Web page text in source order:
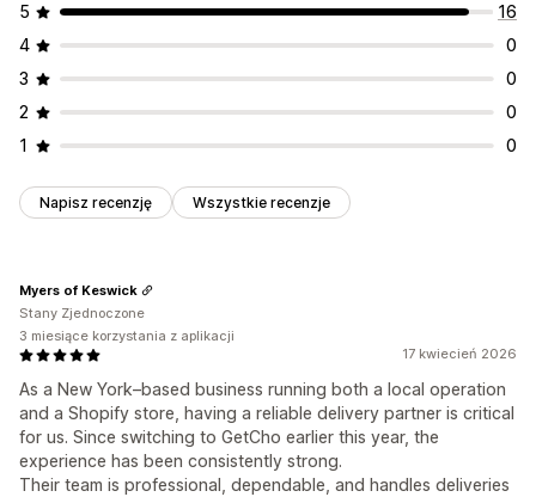
Selektor dat
Śledzenie w czasie rzeczywistym
Powiadomienia SMS
Śledzenie kierowców Śledzenie zamówień
5
16
4
0
3
0
2
0
1
0
Napisz recenzję Wszystkie recenzje
17 kwiecień 2026
As a New York–based business running both a local operation
and a Shopify store, having a reliable delivery partner is critical
for us. Since switching to GetCho earlier this year, the
experience has been consistently strong.
Their team is professional, dependable, and handles deliveries
Myers of Keswick
Stany Zjednoczone
3 miesiące korzystania z aplikacji